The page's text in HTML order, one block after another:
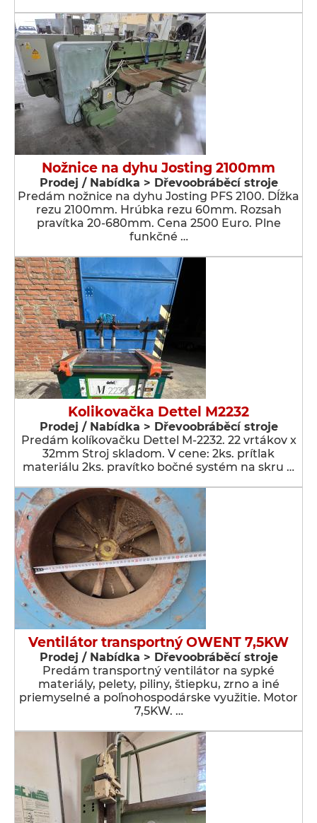
Nožnice na dyhu Josting 2100mm
Prodej / Nabídka > Dřevoobráběcí stroje
Predám nožnice na dyhu Josting PFS 2100. Dĺžka
rezu 2100mm. Hrúbka rezu 60mm. Rozsah
pravítka 20-680mm. Cena 2500 Euro. Plne
funkčné …
Kolikovačka Dettel M2232
Prodej / Nabídka > Dřevoobráběcí stroje
Predám kolíkovačku Dettel M-2232. 22 vrtákov x
32mm Stroj skladom. V cene: 2ks. prítlak
materiálu 2ks. pravítko bočné systém na skru …
Ventilátor transportný OWENT 7,5KW
Prodej / Nabídka > Dřevoobráběcí stroje
Predám transportný ventilátor na sypké
materiály, pelety, piliny, štiepku, zrno a iné
priemyselné a poľnohospodárske využitie. Motor
7,5KW. …